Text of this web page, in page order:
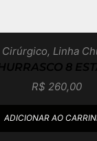
Cirúrgico, Linha
8
R$ 260,00
ADICIONAR AO